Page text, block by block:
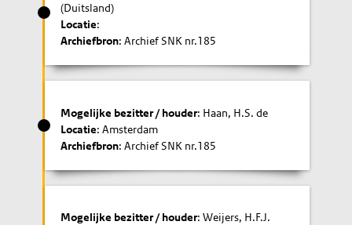
(Duitsland)
Locatie:
Archiefbron: Archief SNK nr.185
Mogelijke bezitter / houder: Haan, H.S. de
Locatie: Amsterdam
Archiefbron: Archief SNK nr.185
Mogelijke bezitter / houder: Weijers, H.F.J.